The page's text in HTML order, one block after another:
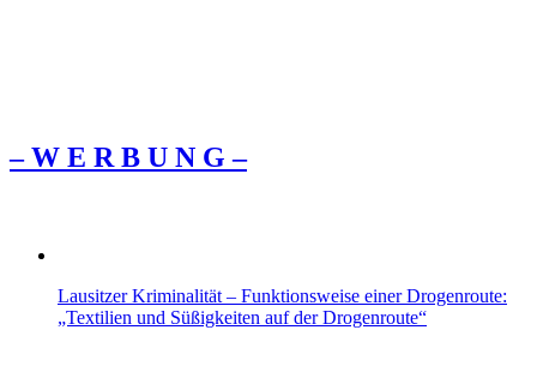
– W Ε R Β U Ν G –
Lausitzer Kriminalität – Funktionsweise einer Drogenroute:
„Textilien und Süßigkeiten auf der Drogenroute“